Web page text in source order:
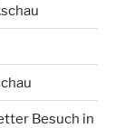
Besuch in